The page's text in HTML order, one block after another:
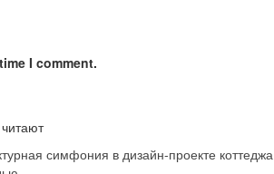
I comment.
симфония в дизайн-проекте коттеджа